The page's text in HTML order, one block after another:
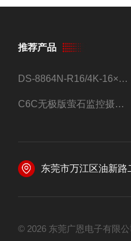
推荐产品
DS-8864N-R16/4K-16×4T/希捷16盘位录像机
C6C无极版萤石监控摄像头
东莞市万江区油新路
© 2026 东莞广恩电子有限